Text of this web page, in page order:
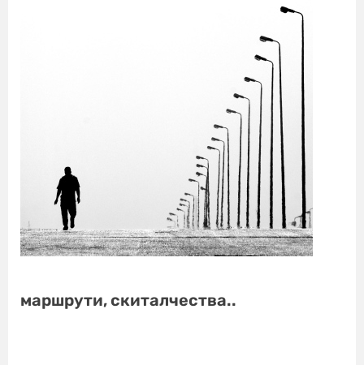
маршрути, скиталчества..